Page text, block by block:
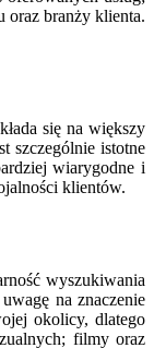
oraz branży klienta.
się na większy
szczególnie istotne
wiarygodne i
klientów.
wyszukiwania
na znaczenie
okolicy, dlatego
filmy oraz